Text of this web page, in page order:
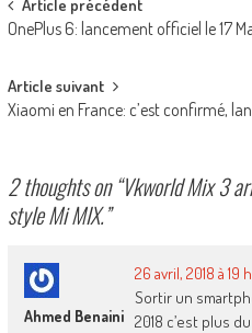
Post
navigation
Article précédent
OnePlus 6: lancement officiel le 17
Article suivant
Xiaomi en France: c’est confirmé,
2 thoughts on “Vkworld Mix 3
style Mi MIX.”
Ahmed Benaini
26 avril, 2018 à 19
Sortir un
2018 c’est plus